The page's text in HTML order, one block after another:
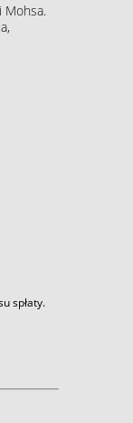
Mohsa.
spłaty.